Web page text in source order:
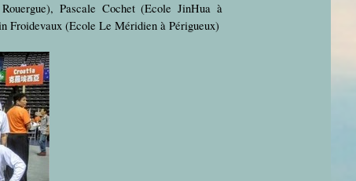
Pascale Cochet (Ecole JinHua à
Froidevaux (Ecole Le Méridien à Périgueux)